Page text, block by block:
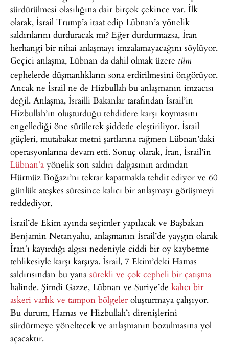
sürdürülmesi olasılığına dair birçok çekince var. İlk
olarak, İsrail Trump’a itaat edip Lübnan’a yönelik
saldırılarını durduracak mı? Eğer durdurmazsa, İran
herhangi bir nihai anlaşmayı imzalamayacağını söylüyor.
Geçici anlaşma, Lübnan da dahil olmak üzere tüm
cephelerde düşmanlıkların sona erdirilmesini öngörüyor.
Ancak ne İsrail ne de Hizbullah bu anlaşmanın imzacısı
değil. Anlaşma, İsrailli Bakanlar tarafından İsrail’in
Hizbullah’ın oluşturduğu tehditlere karşı koymasını
engellediği öne sürülerek şiddetle eleştiriliyor. İsrail
güçleri, mutabakat metni şartlarına rağmen Lübnan’daki
operasyonlarına devam etti. Sonuç olarak, İran, İsrail’in
Lübnan’a yönelik son saldırı dalgasının ardından
Hürmüz Boğazı’nı tekrar kapatmakla tehdit ediyor ve 60
günlük ateşkes süresince kalıcı bir anlaşmayı görüşmeyi
reddediyor.
İsrail’de Ekim ayında seçimler yapılacak ve Başbakan
Benjamin Netanyahu, anlaşmanın İsrail’de yaygın olarak
İran’ı kayırdığı algısı nedeniyle ciddi bir oy kaybetme
tehlikesiyle karşı karşıya. İsrail, 7 Ekim’deki Hamas
saldırısından bu yana sürekli ve çok cepheli bir çatışma
halinde. Şimdi Gazze, Lübnan ve Suriye’de kalıcı bir
askeri varlık ve tampon bölgeler oluşturmaya çalışıyor.
Bu durum, Hamas ve Hizbullah’ı direnişlerini
sürdürmeye yöneltecek ve anlaşmanın bozulmasına yol
açacaktır.